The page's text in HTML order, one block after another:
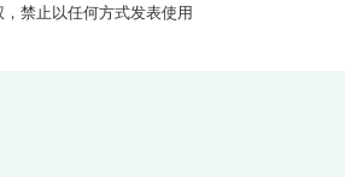
，禁止以任何方式发表使用